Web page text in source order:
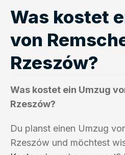
Was kostet
von
Rzeszów?
Was kostet ein Umzug
Rzeszów?
Du planst einen Umzug
Rzeszów und möchtest